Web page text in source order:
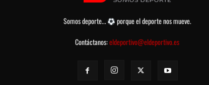
Somos deporte...
porque el deporte nos mueve.
Contáctanos:eldeportivo@eldeportivo.es